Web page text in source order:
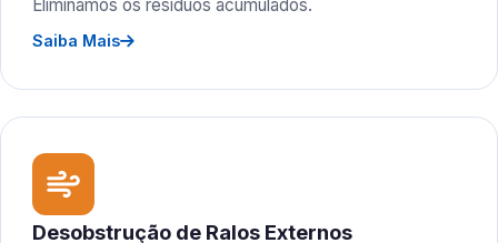
Eliminamos os resíduos acumulados.
Saiba Mais
Desobstrução de Ralos Externos